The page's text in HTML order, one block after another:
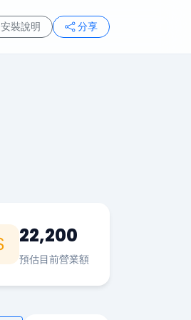
安裝說明 分享
22,200
預估目前營業額